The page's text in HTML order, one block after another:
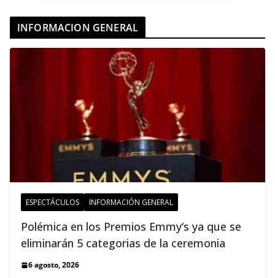
INFORMACION GENERAL
ESPECTÁCULOS INFORMACIÓN GENERAL
Polémica en los Premios Emmy‘s ya que se
eliminarán 5 categorias de la ceremonia
6 agosto, 2026